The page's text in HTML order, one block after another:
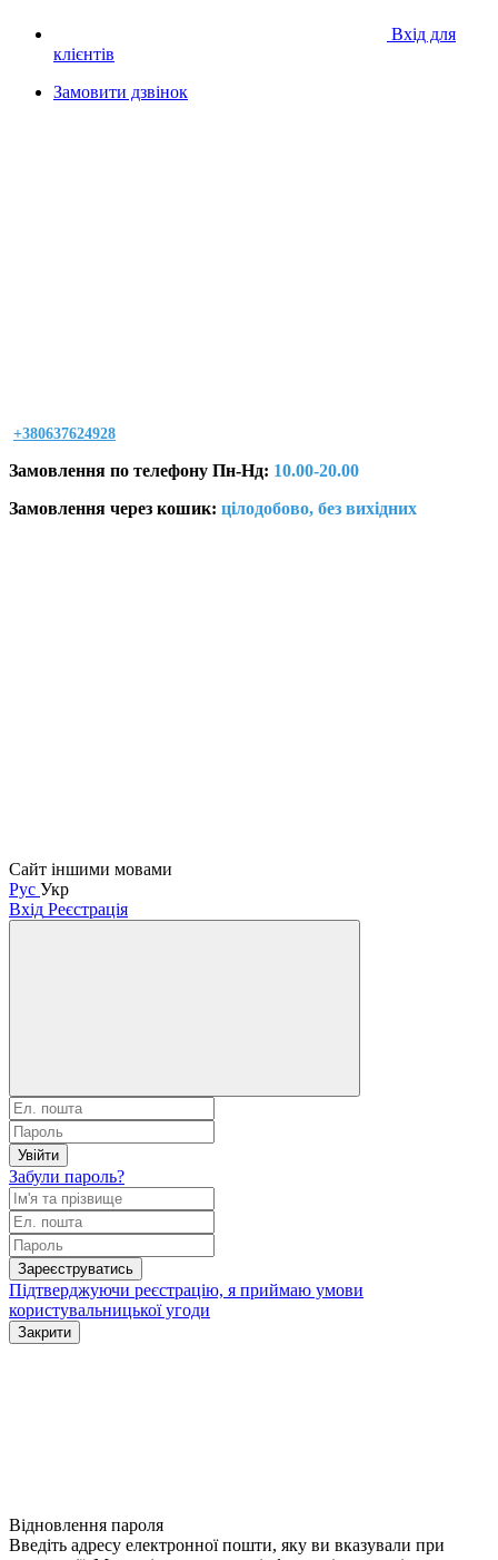
Вхід для
клієнтів
Замовити дзвінок
+380637624928
Замовлення по телефону Пн-Нд: 10.00-20.00
Замовлення через кошик: цілодобово, без вихідних
Сайт іншими мовами
Рус Укр
Вхід Реєстрація
Увійти
Забули пароль?
Зареєструватись
Підтверджуючи реєстрацію, я приймаю умови
користувальницької угоди
Закрити
Відновлення пароля
Введіть адресу електронної пошти, яку ви вказували при